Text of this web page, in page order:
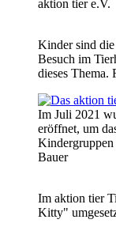
aktion tier e.V.
Kinder sind
Besuch im
dieses Thema.
Im Juli 2021
eröffnet, um
Bauer
Im aktion tier
Kitty"